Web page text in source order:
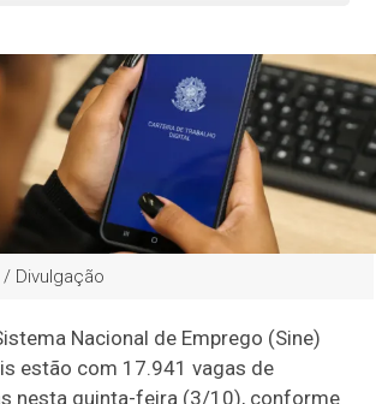
/ Divulgação
Nacional de Emprego (Sine)
estão com 17.941 vagas de
nesta quinta-feira (3/10), conforme